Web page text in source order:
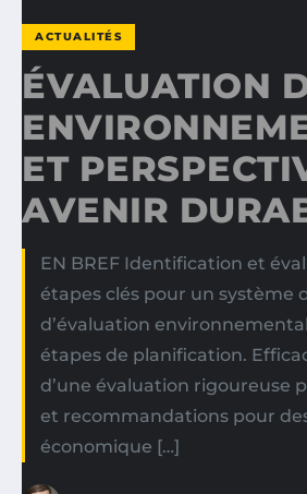
ACTUALITÉS
ÉVALUATION
ET
AVENIR
EN BREF Identification et
étapes clés pour un système
d’évaluation
étapes de planification.
d’une évaluation rigoureuse
et recommandations pour
économique […]